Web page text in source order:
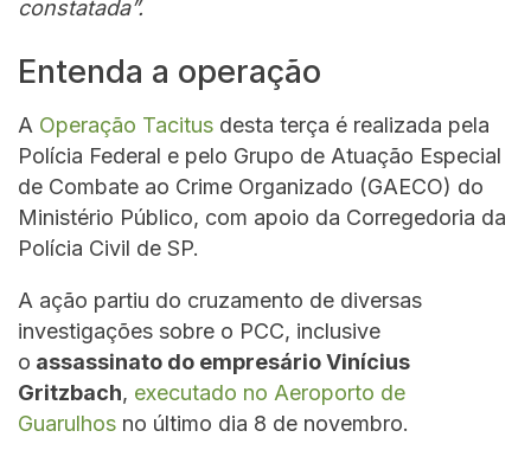
constatada”.
Entenda a operação
A Operação Tacitus desta terça é realizada pela
Polícia Federal e pelo Grupo de Atuação Especial
de Combate ao Crime Organizado (GAECO) do
Ministério Público, com apoio da Corregedoria da
Polícia Civil de SP.
A ação partiu do cruzamento de diversas
investigações sobre o PCC, inclusive
o assassinato do empresário Vinícius
Gritzbach, executado no Aeroporto de
Guarulhos no último dia 8 de novembro.